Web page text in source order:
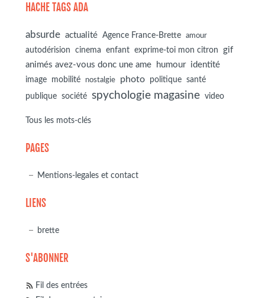
HACHE TAGS ADA
absurde actualité Agence France-Brette amour
autodérision cinema enfant exprime-toi mon citron
gif
animés avez-vous donc une ame
humour identité
image mobilité nostalgie photo politique
santé
publique
société spychologie magasine video
Tous les mots-clés
PAGES
Mentions-legales et contact
LIENS
brette
S'ABONNER
Fil des entrées